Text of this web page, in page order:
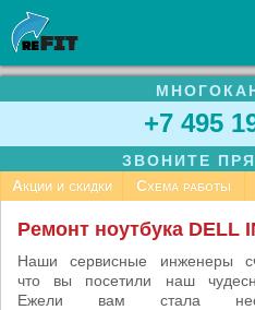
+7 495
ЗВОНИТЕ
Акции и скидки
Схема работы
Ремонт ноутбука DELL
Наши сервисные инженеры
что вы посетили наш
Ежели вам стала